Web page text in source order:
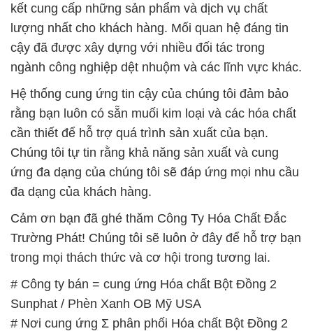
kết cung cấp những sản phẩm và dịch vụ chất
lượng nhất cho khách hàng. Mối quan hệ đáng tin
cậy đã được xây dựng với nhiều đối tác trong
ngành công nghiệp dệt nhuộm và các lĩnh vực khác.
Hệ thống cung ứng tin cậy của chúng tôi đảm bảo
rằng bạn luôn có sẵn muối kim loại và các hóa chất
cần thiết để hỗ trợ quá trình sản xuất của bạn.
Chúng tôi tự tin rằng khả năng sản xuất và cung
ứng đa dạng của chúng tôi sẽ đáp ứng mọi nhu cầu
đa dạng của khách hàng.
Cảm ơn bạn đã ghé thăm Công Ty Hóa Chất Đắc
Trường Phát! Chúng tôi sẽ luôn ở đây để hỗ trợ bạn
trong mọi thách thức và cơ hội trong tương lai.
# Công ty bán = cung ứng Hóa chất Bột Đồng 2
Sunphat / Phèn Xanh OB Mỹ USA
# Nơi cung ứng Σ phân phối Hóa chất Bột Đồng 2